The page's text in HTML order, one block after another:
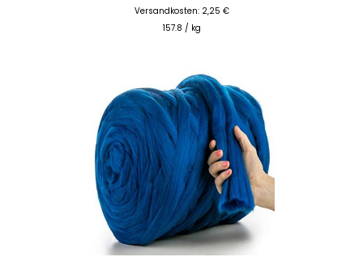
Versandkosten: 2,25 €
157.8 / kg